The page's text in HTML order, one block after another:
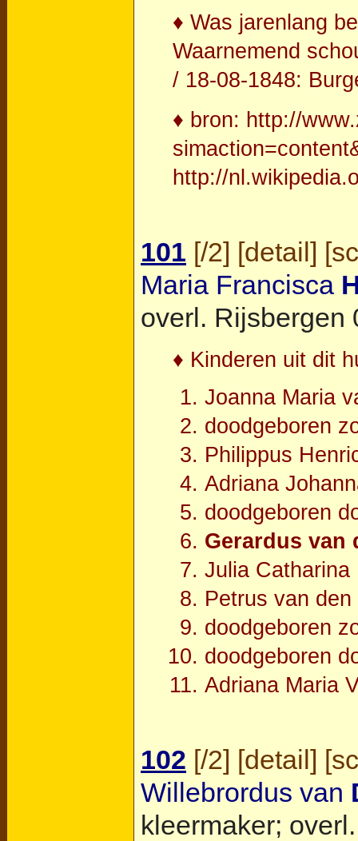
♦ Was jarenlang
Waarnemend
/ 18-08-1848:
♦ bron: http://
http://
101 [/2] [detail] [
Maria Francisca
overl. Rijsbergen
♦ Kinderen uit dit
Joanna Maria
doodgeboren
Philippus
Adriana
doodgeboren
Gerardus van
Julia Catharina
Petrus van
doodgeboren
doodgeboren
Adriana Maria
102 [/2] [detail] [
Willebrordus van
kleermaker;